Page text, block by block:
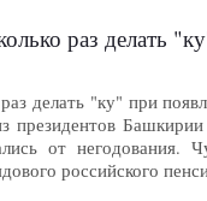
раз делать
делать "ку" при
президентов
от негодования.
российского